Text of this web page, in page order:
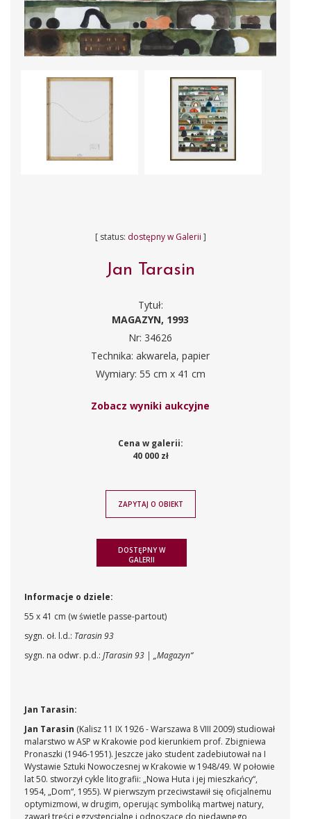
[ status: dostępny w Galerii ]
Jan Tarasin
Tytuł:
MAGAZYN, 1993
Nr: 34626
Technika: akwarela, papier
Wymiary: 55 cm x 41 cm
Zobacz wyniki aukcyjne
Cena w galerii:
40 000 zł
ZAPYTAJ O OBIEKT
DOSTĘPNY W
GALERII
Informacje o dziele:
55 x 41 cm (w świetle passe-partout)
sygn. oł. l.d.: Tarasin 93
sygn. na odwr. p.d.: JTarasin 93 | „Magazyn“
Jan Tarasin:
Jan Tarasin (Kalisz 11 IX 1926 - Warszawa 8 VIII 2009) studiował
malarstwo w ASP w Krakowie pod kierunkiem prof. Zbigniewa
Pronaszki (1946-1951). Jeszcze jako student zadebiutował na I
Wystawie Sztuki Nowoczesnej w Krakowie w 1948/49. W połowie
lat 50. stworzył cykle litografii: „Nowa Huta i jej mieszkańcy“,
1954, „Dom“, 1955). W pierwszym przeciwstawił się oficjalnemu
optymizmowi, w drugim, operując symboliką martwej natury,
zawarł treści egzystencjalne i odnoszące do niedawnego